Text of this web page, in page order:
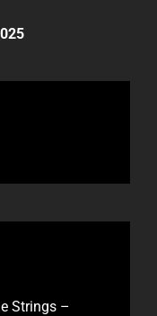
Strings –